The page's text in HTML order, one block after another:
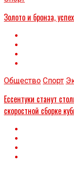
Золото и бронза,
Общество Спорт
Ессентуки станут
скоростной сборке